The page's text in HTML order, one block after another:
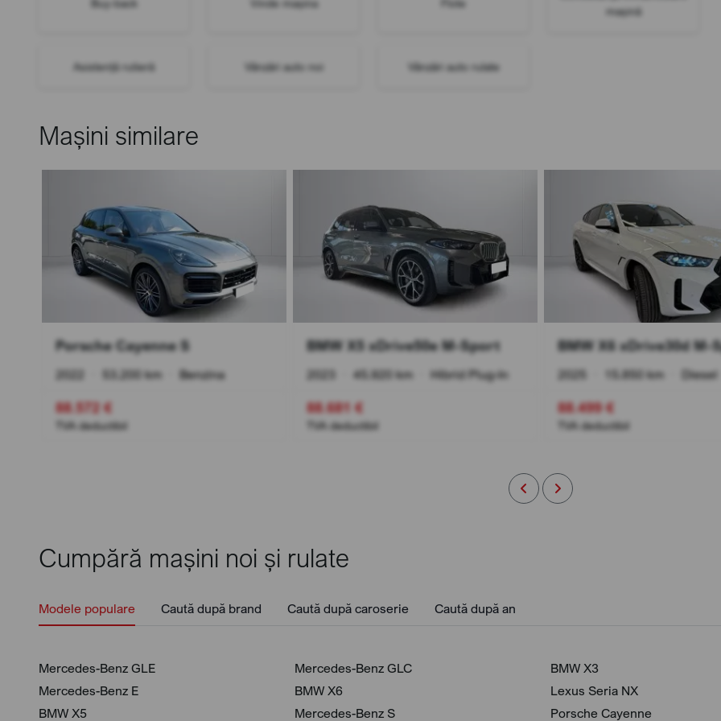
mașină
Asistență rutieră Vânzări auto noi Vânzări auto rulate
Mașini similare
Porsche Cayenne S
2022 53.200 km Benzina
88.572 €
TVA deductibil
BMW X5 xDrive50e M-Sport
2023 45.920 km Hibrid Plug-In
88.681 €
TVA deductibil
BMW X6 xDrive30d M-
2025 15.850 km Diesel
88.499 €
TVA deductibil
Cumpără mașini noi și rulate
Modele populare Caută după brand Caută după caroserie Caută după an
Mercedes-Benz GLE
Mercedes-Benz E
BMW X5
Mercedes-Benz GLC
BMW X6
Mercedes-Benz S
BMW X3
Lexus Seria NX
Porsche Cayenne